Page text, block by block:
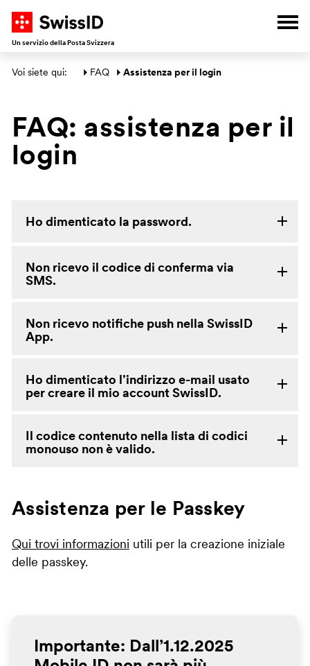
Un servizio della Posta Svizzera
Area principale
Voi siete qui: FAQ Assistenza per il login
FAQ: assistenza per il
login
Ho dimenticato la password.
Non ricevo il codice di conferma via
SMS.
Non ricevo notifiche push nella SwissID
App.
Ho dimenticato l’indirizzo e-mail usato
per creare il mio account SwissID.
Il codice contenuto nella lista di codici
monouso non è valido.
Assistenza per le Passkey
Qui trovi informazioni utili per la creazione iniziale
delle passkey.
Importante: Dall’1.12.2025